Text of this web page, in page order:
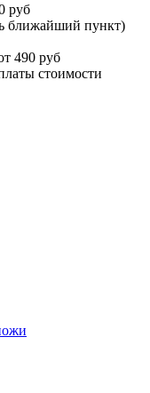
руб
ближайший пункт)
490 руб
стоимости